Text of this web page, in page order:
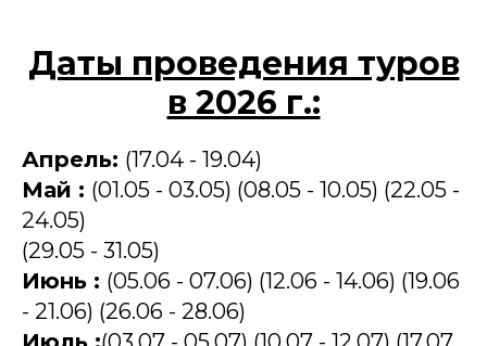
Даты проведения туров
в 2026 г.:
Апрель: (17.04 - 19.04)
Май : (01.05 - 03.05) (08.05 - 10.05) (22.05 -
24.05)
(29.05 - 31.05)
Июнь : (05.06 - 07.06) (12.06 - 14.06) (19.06
- 21.06) (26.06 - 28.06)